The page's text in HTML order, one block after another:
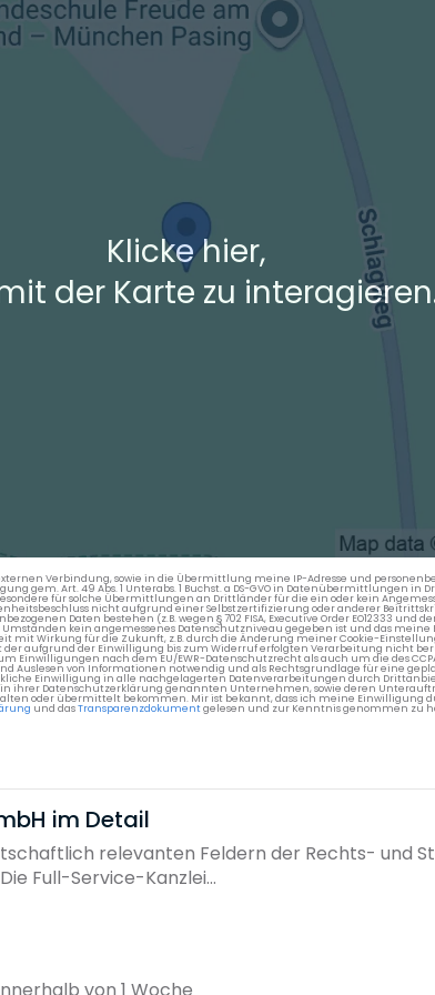
eines typischen Dienstag morgens um 8:30.
Klicke hier,
der Karte zu
Verbindung, sowie in die Übermittlung meine IP-Adresse und
gem. Art. 49 Abs. 1 Unterabs. 1 Buchst. a DS-GVO in Datenübermittlungen
für solche Übermittlungen an Drittländer für die ein oder kein
nicht aufgrund einer Selbstzertifizierung oder anderer
Daten bestehen (z.B. wegen § 702 FISA, Executive Order EO12333 und
kein angemessenes Datenschutzniveau gegeben ist und das
Wirkung für die Zukunft, z.B. durch die Änderung meiner Cookie-
aufgrund der Einwilligung bis zum Widerruf erfolgten Verarbeitung nicht
Einwilligungen nach dem EU/EWR-Datenschutzrecht als auch um die des
Auslesen von Informationen notwendig und als Rechtsgrundlage für eine
Einwilligung in alle nachgelagerten Datenverarbeitungen durch
ihrer Datenschutzerklärung genannten Unternehmen, sowie deren
oder übermittelt bekommen. Mir ist bekannt, dass ich meine Einwilligung
und dasTransparenzdokumentgelesen und zur Kenntnis genommen zu
im Detail
relevanten Feldern der Rechts- und
Full-Service-Kanzlei...